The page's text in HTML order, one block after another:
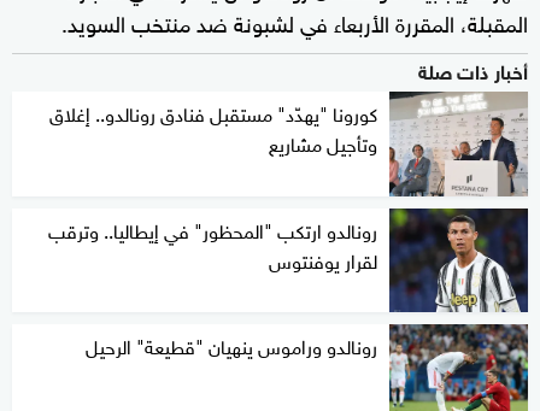
المقبلة، المقررة الأربعاء في لشبونة ضد منتخب السويد.
أخبار ذات صلة
كورونا "يهدّد" مستقبل فنادق رونالدو.. إغلاق
وتأجيل مشاريع
رونالدو ارتكب "المحظور" في إيطاليا.. وترقب
لقرار يوفنتوس
رونالدو وراموس ينهيان "قطيعة" الرحيل